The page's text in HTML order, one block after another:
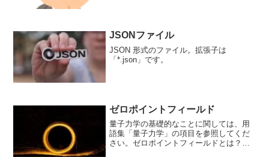
開しまし...
JSONファイル
JSON 形式のファイル。拡張子は
「*.json」です。
ゼロポイントフィールド
量子力学の基礎的なことに関しては、用
語集「量子力学」の項目を参照してくだ
さい。ゼロポイントフィールドとは？ゼ